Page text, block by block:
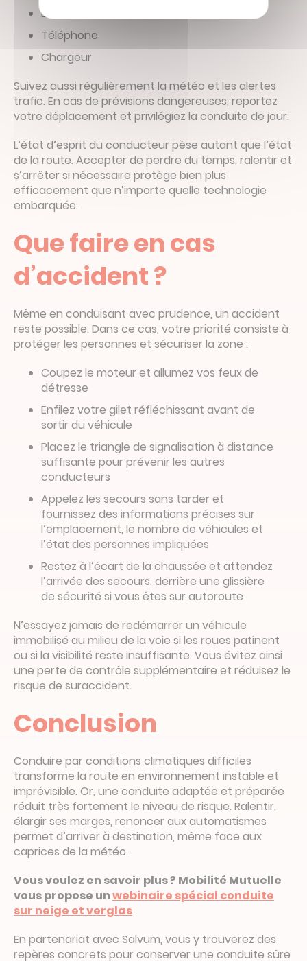
Lumière
Téléphone
Chargeur
Suivez aussi régulièrement la météo et les alertes
trafic. En cas de prévisions dangereuses, reportez
votre déplacement et privilégiez la conduite de jour.
L’état d’esprit du conducteur pèse autant que l’état
de la route. Accepter de perdre du temps, ralentir et
s’arrêter si nécessaire protège bien plus
efficacement que n’importe quelle technologie
embarquée.
Que faire en cas
d’accident ?
Même en conduisant avec prudence, un accident
reste possible. Dans ce cas, votre priorité consiste à
protéger les personnes et sécuriser la zone :
Coupez le moteur et allumez vos feux de
détresse
Enfilez votre gilet réfléchissant avant de
sortir du véhicule
Placez le triangle de signalisation à distance
suffisante pour prévenir les autres
conducteurs
Appelez les secours sans tarder et
fournissez des informations précises sur
l’emplacement, le nombre de véhicules et
l’état des personnes impliquées
Restez à l’écart de la chaussée et attendez
l’arrivée des secours, derrière une glissière
de sécurité si vous êtes sur autoroute
N’essayez jamais de redémarrer un véhicule
immobilisé au milieu de la voie si les roues patinent
ou si la visibilité reste insuffisante. Vous évitez ainsi
une perte de contrôle supplémentaire et réduisez le
risque de suraccident.
Conclusion
Conduire par conditions climatiques difficiles
transforme la route en environnement instable et
imprévisible. Or, une conduite adaptée et préparée
réduit très fortement le niveau de risque. Ralentir,
élargir ses marges, renoncer aux automatismes
permet d’arriver à destination, même face aux
caprices de la météo.
Vous voulez en savoir plus ? Mobilité Mutuelle
vous propose unwebinaire spécial conduite
sur neige et verglas
En partenariat avec Salvum, vous y trouverez des
repères concrets pour conserver une conduite sûre